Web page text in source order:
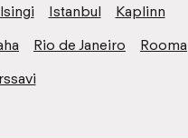
Istanbul
Kaplinn
Rio de Janeiro
Rooma